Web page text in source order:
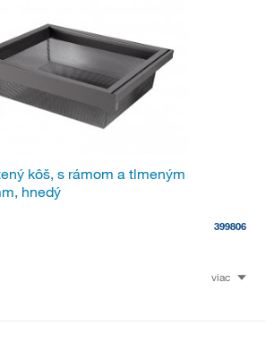
kôš, s rámom a tlmeným
hnedý
399806
viac